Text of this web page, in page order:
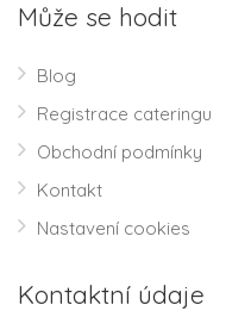
Může se hodit
Blog
Registrace cateringu
Obchodní podmínky
Kontakt
Nastavení cookies
Kontaktní údaje